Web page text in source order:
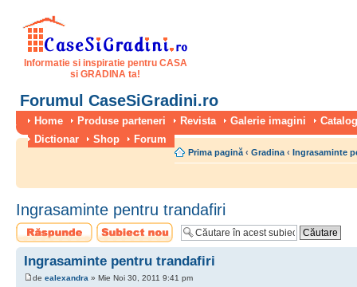
Informatie si inspiratie pentru CASA
si GRADINA ta!
Forumul CaseSiGradini.ro
Home Produse parteneri Revista Galerie imagini
Dictionar
Shop Forum
Prima pagină ‹ Gradina ‹ Ingrasaminte
Ingrasaminte pentru trandafiri
Scrie un răspuns
Scrie un subiect
nou
Ingrasaminte pentru trandafiri
de ealexandra » Mie Noi 30, 2011 9:41 pm